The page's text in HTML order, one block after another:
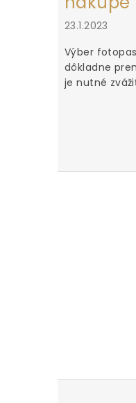
23.1.2023
Výber
dôkladne
je nutné